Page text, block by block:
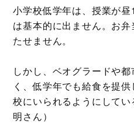
小学校低学年は、授業が
は基本的に出ません。お
たせません。
しかし、ベオグラードや
く、低学年でも給食を提
校にいられるようにして
明さん）